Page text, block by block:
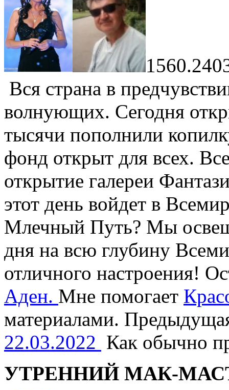
Вся страна в
волнующих. Сегодня
тысячи пополнили
фонд открыт для всех.
открытие галереи
этот день войдет в
Млечный Путь? Мы
дня на всю глубину
отличного настроения!
Аден. Мне помогает
материалами.
22.03.2022 Как обычно
УТРЕННИЙ МАК-